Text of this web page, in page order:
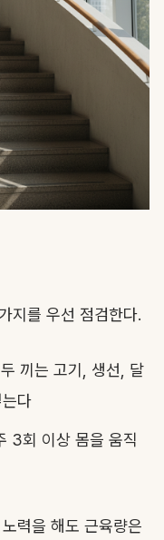
지를 우선 점검한다.
끼는 고기, 생선, 달
다
3회 이상 몸을 움직
력을 해도 근육량은